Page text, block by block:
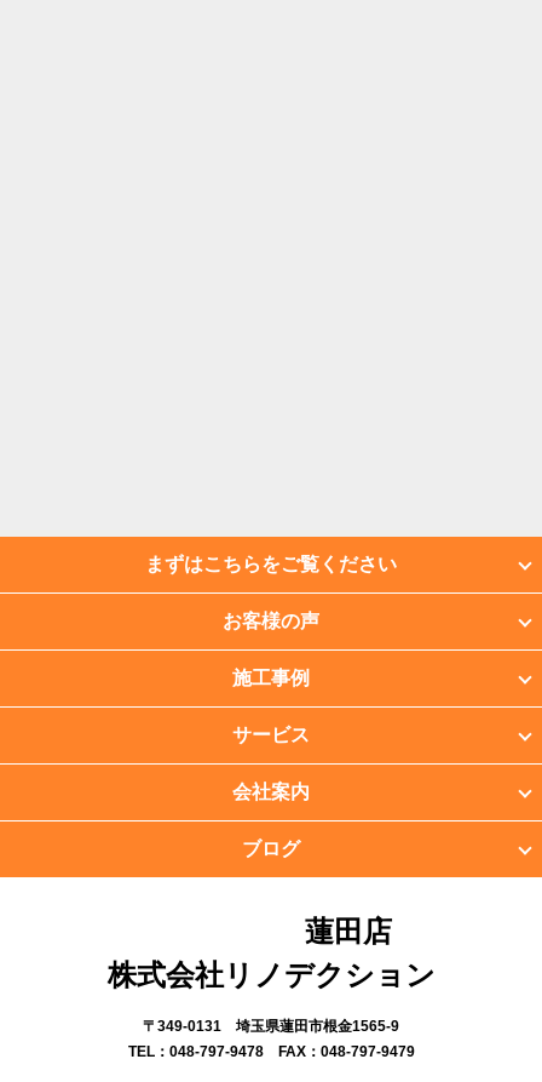
まずはこちらをご覧ください
お客様の声
施工事例
サービス
会社案内
ブログ
蓮田店
株式会社リノデクション
〒349-0131 埼玉県蓮田市根金1565-9
TEL：048-797-9478 FAX：048-797-9479